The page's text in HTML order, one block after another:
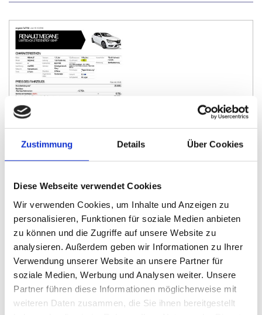
Zustimmung Details Über Cookies
Diese Webseite verwendet Cookies
Wir verwenden Cookies, um Inhalte und Anzeigen zu
personalisieren, Funktionen für soziale Medien anbieten
zu können und die Zugriffe auf unsere Website zu
analysieren. Außerdem geben wir Informationen zu Ihrer
Verwendung unserer Website an unsere Partner für
soziale Medien, Werbung und Analysen weiter. Unsere
Partner führen diese Informationen möglicherweise mit
weiteren Daten zusammen, die Sie ihnen bereitgestellt
i
n
B
o
d
e
n
w
ö
h
r